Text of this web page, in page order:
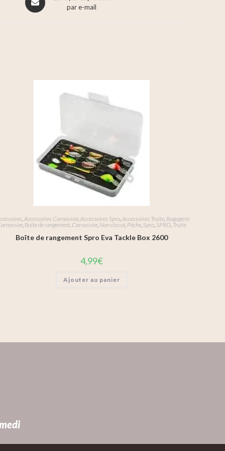
par e-mail
,Accessoires Carnassier,Accessoires Spro,Accessoires Truite, Bagagerie
, Boîte de rangement, Carnassier, Non classé, Pêche, Spro, SPRO, Truite
Boîte de rangement Spro Eva Tackle Box 2600
4,99€
Ajouter au panier